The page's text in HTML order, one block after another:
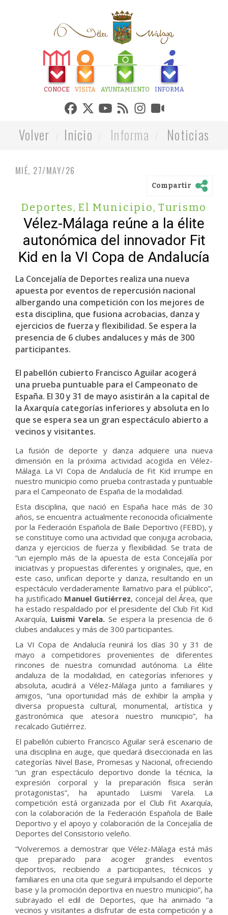
CONOCE VISITA AYUNTAMIENTO INFORMA
Volver Inicio Informa Noticias
MIÉ, 27/MAY/26
Compartir
Deportes, El Municipio, Turismo
Vélez-Málaga reúne a la élite
autonómica del innovador Fit
Kid en la VI Copa de Andalucía
La Concejalía de Deportes realiza una nueva
apuesta por eventos de repercusión nacional
albergando una competición con los mejores de
esta disciplina, que fusiona acrobacias, danza y
ejercicios de fuerza y flexibilidad. Se espera la
presencia de 6 clubes andaluces y más de 300
participantes.
El pabellón cubierto Francisco Aguilar acogerá
una prueba puntuable para el Campeonato de
España. El 30 y 31 de mayo asistirán a la capital de
la Axarquía categorías inferiores y absoluta en lo
que se espera sea un gran espectáculo abierto a
vecinos y visitantes.
La fusión de deporte y danza adquiere una nueva
dimensión en la próxima actividad acogida en Vélez-
Málaga. La VI Copa de Andalucía de Fit Kid irrumpe en
nuestro municipio como prueba contrastada y puntuable
para el Campeonato de España de la modalidad.
Esta disciplina, que nació en España hace más de 30
años, se encuentra actualmente reconocida oficialmente
por la Federación Española de Baile Deportivo (FEBD), y
se constituye como una actividad que conjuga acrobacia,
danza y ejercicios de fuerza y flexibilidad. Se trata de
“un ejemplo más de la apuesta de esta Concejalía por
iniciativas y propuestas diferentes y originales, que, en
este caso, unifican deporte y danza, resultando en un
espectáculo verdaderamente llamativo para el público”,
ha justificado Manuel Gutiérrez, concejal del Área, que
ha estado respaldado por el presidente del Club Fit Kid
Axarquía, Luismi Varela.Se espera la presencia de 6
clubes andaluces y más de 300 participantes.
La VI Copa de Andalucía reunirá los días 30 y 31 de
mayo a competidores provenientes de diferentes
rincones de nuestra comunidad autónoma. La élite
andaluza de la modalidad, en categorías inferiores y
absoluta, acudirá a Vélez-Málaga junto a familiares y
amigos, “una oportunidad más de exhibir la amplia y
diversa propuesta cultural, monumental, artística y
gastronómica que atesora nuestro municipio”, ha
recalcado Gutiérrez.
El pabellón cubierto Francisco Aguilar será escenario de
una disciplina en auge, que quedará diseccionada en las
categorías Nivel Base, Promesas y Nacional, ofreciendo
“un gran espectáculo deportivo donde la técnica, la
expresión corporal y la preparación física serán
protagonistas”, ha apuntado Luismi Varela. La
competición está organizada por el Club Fit Axarquía,
con la colaboración de la Federación Española de Baile
Deportivo y el apoyo y colaboración de la Concejalía de
Deportes del Consistorio veleño.
“Volveremos a demostrar que Vélez-Málaga está más
que preparado para acoger grandes eventos
deportivos, recibiendo a participantes, técnicos y
familiares en una cita que seguirá impulsando el deporte
base y la promoción deportiva en nuestro municipio”, ha
subrayado el edil de Deportes, que ha animado “a
vecinos y visitantes a disfrutar de esta competición y a